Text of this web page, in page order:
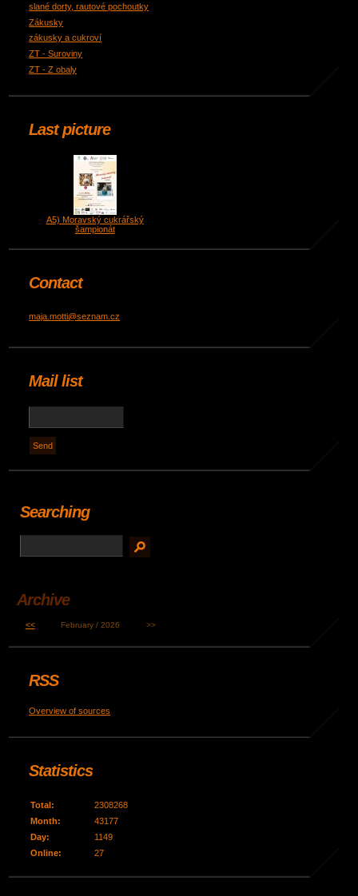
slané dorty, rautové pochoutky
Zákusky
zákusky a cukroví
ZT - Suroviny
ZT - Z obaly
Last picture
A5) Moravský cukrářský
šampionát
Contact
maja.motti@seznam.cz
Mail list
Searching
Archive
<< February / 2026 >>
RSS
Overview of sources
Statistics
Online: 27
Total:
2308268
Month:
43177
Day:
1149